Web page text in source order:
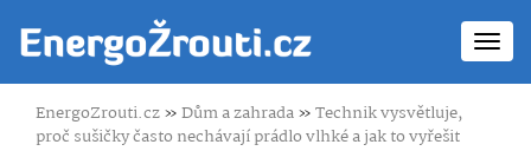
EnergoZrouti.cz»Dům a zahrada»Technik vysvětluje,
proč sušičky často nechávají prádlo vlhké a jak to vyřešit